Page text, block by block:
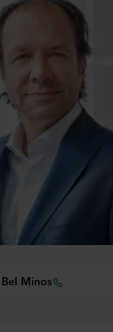
Bel Minos